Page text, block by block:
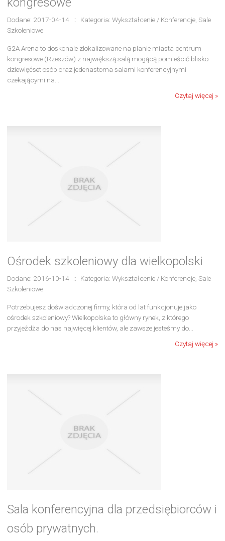
Dodane: 2017-04-14 ::
Kategoria: Wykształcenie / Konferencje, Sale
Szkoleniowe
G2A Arena to doskonale zlokalizowane na planie miasta centrum
kongresowe (Rzeszów) z największą salą mogącą pomieścić blisko
dziewięćset osób oraz jedenastoma salami konferencyjnymi
czekającymi na...
Czytaj więcej »
Ośrodek szkoleniowy dla wielkopolski
Dodane: 2016-10-14 ::
Kategoria: Wykształcenie / Konferencje, Sale
Szkoleniowe
Potrzebujesz doświadczonej firmy, która od lat funkcjonuje jako
ośrodek szkoleniowy? Wielkopolska to główny rynek, z którego
przyjeżdża do nas najwięcej klientów, ale zawsze jesteśmy do...
Czytaj więcej »
Sala konferencyjna dla przedsiębiorców i
osób prywatnych.